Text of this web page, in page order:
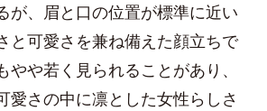
が、眉と口の位置が標準に近い
と可愛さを兼ね備えた顔立ちで
やや若く見られることがあり、
愛さの中に凛とした女性らしさ